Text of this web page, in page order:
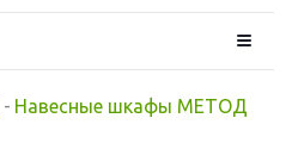
- Навесные шкафы МЕТОД